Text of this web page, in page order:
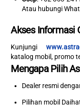
Atau hubungi
Akses Informasi
Kunjungi
katalog mobil, promo
Mengapa Pilih
Dealer resmi
Pilihan mobil